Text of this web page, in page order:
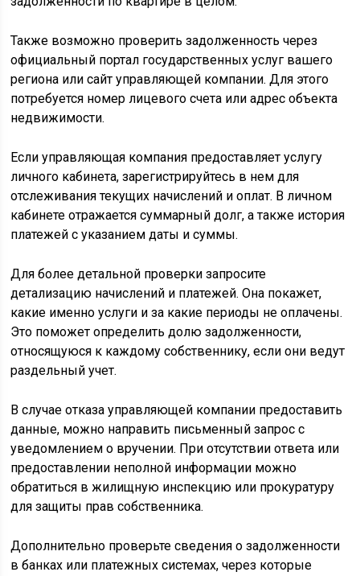
Также возможно проверить задолженность через
официальный портал государственных услуг вашего
региона или сайт управляющей компании. Для этого
потребуется номер лицевого счета или адрес объекта
недвижимости.
Если управляющая компания предоставляет услугу
личного кабинета, зарегистрируйтесь в нем для
отслеживания текущих начислений и оплат. В личном
кабинете отражается суммарный долг, а также история
платежей с указанием даты и суммы.
Для более детальной проверки запросите
детализацию начислений и платежей. Она покажет,
какие именно услуги и за какие периоды не оплачены.
Это поможет определить долю задолженности,
относящуюся к каждому собственнику, если они ведут
раздельный учет.
В случае отказа управляющей компании предоставить
данные, можно направить письменный запрос с
уведомлением о вручении. При отсутствии ответа или
предоставлении неполной информации можно
обратиться в жилищную инспекцию или прокуратуру
для защиты прав собственника.
Дополнительно проверьте сведения о задолженности
в банках или платежных системах, через которые